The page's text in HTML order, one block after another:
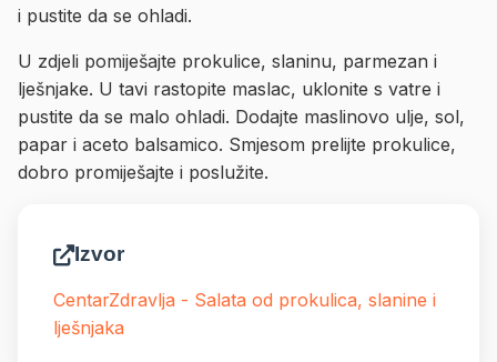
i pustite da se ohladi.
U zdjeli pomiješajte prokulice, slaninu, parmezan i
lješnjake. U tavi rastopite maslac, uklonite s vatre i
pustite da se malo ohladi. Dodajte maslinovo ulje, sol,
papar i aceto balsamico. Smjesom prelijte prokulice,
dobro promiješajte i poslužite.
Izvor
CentarZdravlja - Salata od prokulica, slanine i
lješnjaka